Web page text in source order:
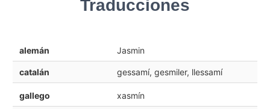
Traducciones
alemán Jasmin
catalán gessamí, gesmiler, llessamí
gallego xasmín